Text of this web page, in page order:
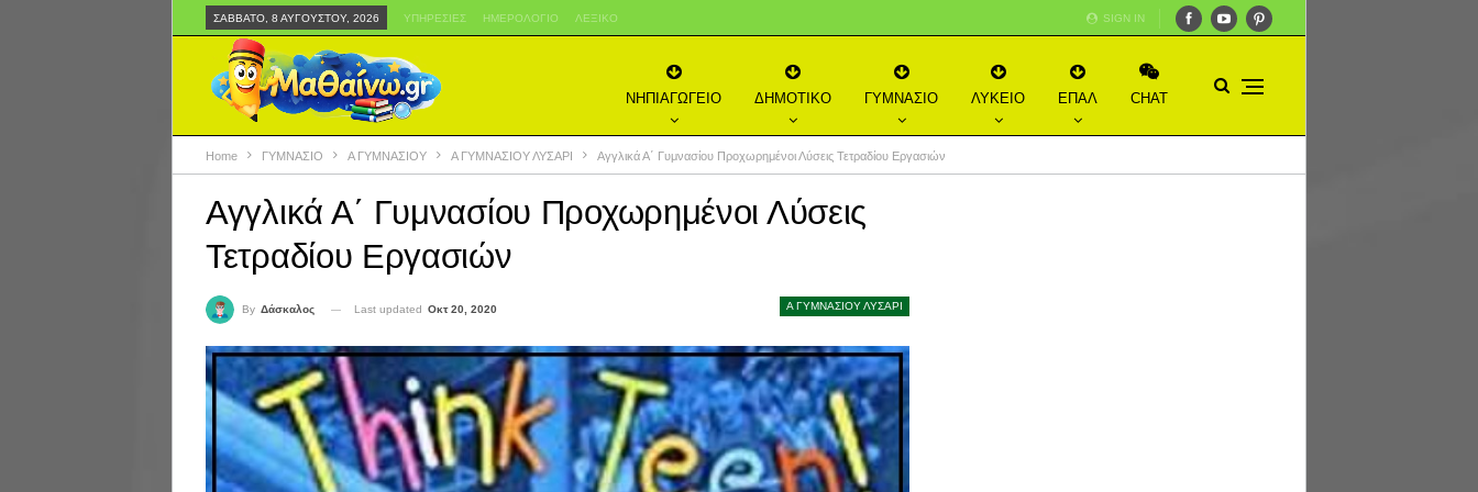
SIGN IN
ΣΆΒΒΑΤΟ, 8 ΑΥΓΟΎΣΤΟΥ, 2026 ΥΠΗΡΕΣΊΕΣ ΗΜΕΡΟΛΌΓΙΟ ΛΕΞΙΚΌ
ΝΗΠΙΑΓΩΓΕΙΟ ΔΗΜΟΤΙΚΟ ΓΥΜΝΑΣΙΟ ΛΥΚΕΙΟ ΕΠΑΛ CHAT
Home ΓΥΜΝΑΣΙΟ Α ΓΥΜΝΑΣΙΟΥ Α ΓΥΜΝΑΣΙΟΥ ΛΥΣΑΡΙ Αγγλικά Α΄ Γυμνασίου Προχωρημένοι Λύσεις Τετραδίου Εργασιών
Αγγλικά Α΄ Γυμνασίου Προχωρημένοι Λύσεις
Τετραδίου Εργασιών
Α ΓΥΜΝΑΣΙΟΥ ΛΥΣΑΡΙ
By Δάσκαλος Last updated Οκτ 20, 2020